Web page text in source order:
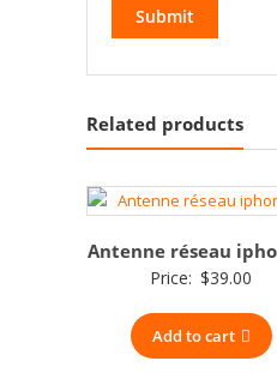
Related products
Antenne réseau
Price: $39.00
Add to cart